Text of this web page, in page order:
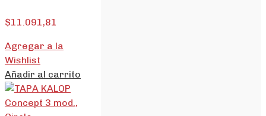
$11.091,81
Agregar a la
Wishlist
Añadir al carrito